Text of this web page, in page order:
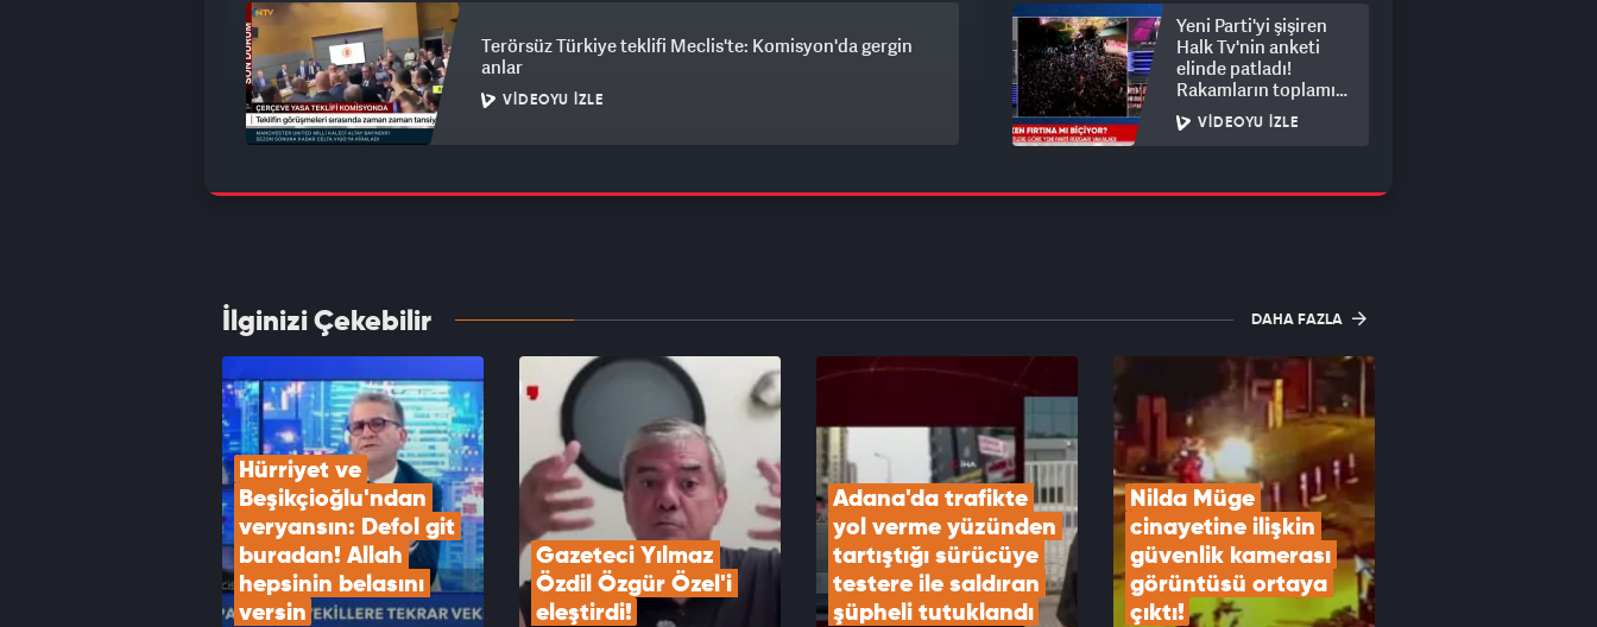
Terörsüz Türkiye teklifi Meclis'te: Komisyon'da gergin
anlar
VIDEOYU İZLE
Kanser hastası engelli adamın hayalini bile kuramadığı
evine kavuşunca döktüğü gözyaşı duygulandırdı
Yeni Parti'yi şişiren
Halk Tv'nin anketi
elinde patladı!
Rakamların toplamı
dalga konusu oldu
VIDEOYU İZLE
İlginizi Çekebilir DAHA FAZLA
Hürriyet ve
Beşikçioğlu'ndan
veryansın: Defol git
buradan! Allah
hepsinin belasını
versin
Gazeteci Yılmaz
Özdil Özgür Özel'i
eleştirdi!
Adana'da trafikte
yol verme yüzünden
tartıştığı sürücüye
testere ile saldıran
şüpheli tutuklandı
Nilda Müge
cinayetine ilişkin
güvenlik kamerası
görüntüsü ortaya
çıktı!